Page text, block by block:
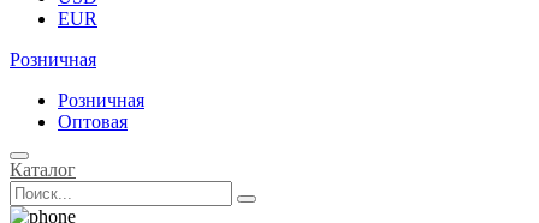
EUR
Розничная
Розничная
Оптовая
Каталог